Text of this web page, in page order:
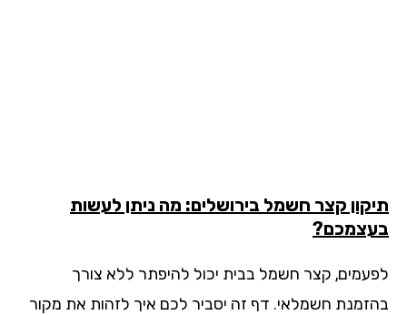
קצר חשמל בירושלים: מה ניתן לעשות
קצר חשמל בבית יכול להיפתר ללא צורך
חשמלאי. דף זה יסביר לכם איך לזהות את מקור